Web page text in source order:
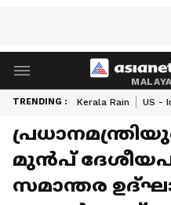
TRENDING : Kerala Rain US -
മുൻപ്
സമാന്തര